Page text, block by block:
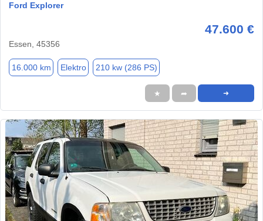
Ford Explorer
47.600 €
Essen, 45356
16.000 km Elektro 210 kw (286 PS)
★ ➦ ➜